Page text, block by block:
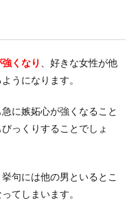
くなり
、好きな女性が他
うになります。
に嫉妬心が強くなること
っくりすることでしょ
句には他の男といるとこ
てしまいます。